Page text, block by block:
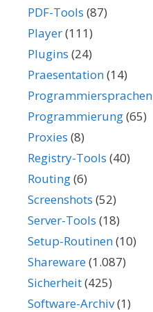
PDF-Tools (87)
Player(111)
Plugins (24)
Praesentation(14)
Programmiersprachen
Programmierung(65)
Proxies (8)
Registry-Tools (40)
Routing(6)
Screenshots (52)
Server-Tools (18)
Setup-Routinen(10)
Shareware(1.087)
Sicherheit(425)
Software-Archiv(1)